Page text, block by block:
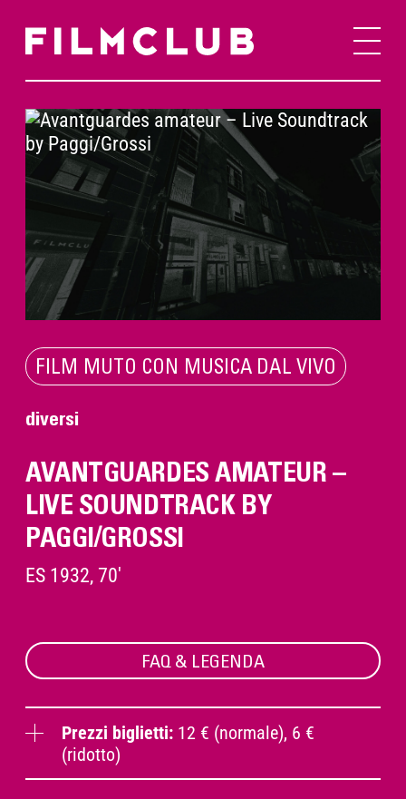
FILM MUTO CON MUSICA DAL VIVO
diversi
AVANTGUARDES AMATEUR –
LIVE SOUNDTRACK BY
PAGGI/GROSSI
ES 1932, 70'
FAQ & LEGENDA
Prezzi biglietti: 12 € (normale), 6 €
(ridotto)